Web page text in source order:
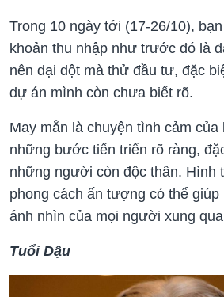
Trong 10 ngày tới (17-26/10),
khoản thu nhập như trước đó là
nên dại dột mà thử đầu tư, đặc
dự án mình còn chưa biết rõ.
May mắn là chuyện tình cảm của
những bước tiến triển rõ ràng,
những người còn độc thân. Hình
phong cách ấn tượng có thể giúp
ánh nhìn của mọi người xung
Tuổi Dậu